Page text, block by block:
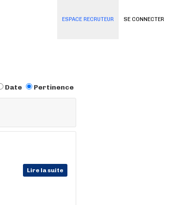
SE CONNECTER
ESPACE RECRUTEUR
Date Pertinence
Lire la suite